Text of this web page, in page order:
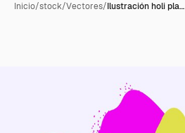
Inicio/stock/Vectores/Ilustración holi pla…